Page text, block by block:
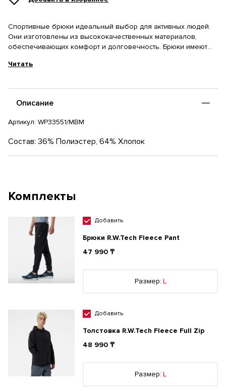
Спортивные брюки идеальный выбор для активных людей.
Они изготовлены из высококачественных материалов,
обеспечивающих комфорт и долговечность. Брюки имеют
ограничений, и мягкую флисовую подкладку для
и регулируемому поясу эти брюки идеально подходят для
или отдых на природе.
Читать
Описание
Артикул: WP33551/MBM
Состав: 36% Полиэстер, 64% Хлопок
Комплекты
Добавить
Брюки R.W.Tech Fleece Pant
47 990 ₸
Размер: L
Добавить
Толстовка R.W.Tech Fleece Full Zip
48 990 ₸
Размер: L